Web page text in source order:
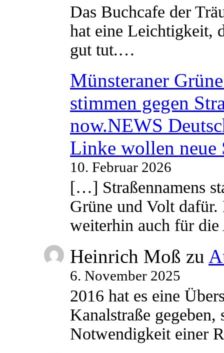
Das Buchcafe der
hat eine Leichtigkeit,
gut tut.…
Münsteraner
stimmen gegen
now.NEWS
Linke wollen neue
10. Februar 2026
[…] Straßennamens
Grüne und Volt
weiterhin auch für
Heinrich Moß zu
6. November 2025
2016 hat es eine
Kanalstraße
Notwendigkeit einer